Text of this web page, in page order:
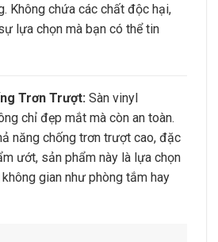
Không chứa các chất độc hại,
lựa chọn mà bạn có thể tin
Trơn Trượt: Sàn vinyl
chỉ đẹp mắt mà còn an toàn.
năng chống trơn trượt cao, đặc
ướt, sản phẩm này là lựa chọn
gian như phòng tắm hay